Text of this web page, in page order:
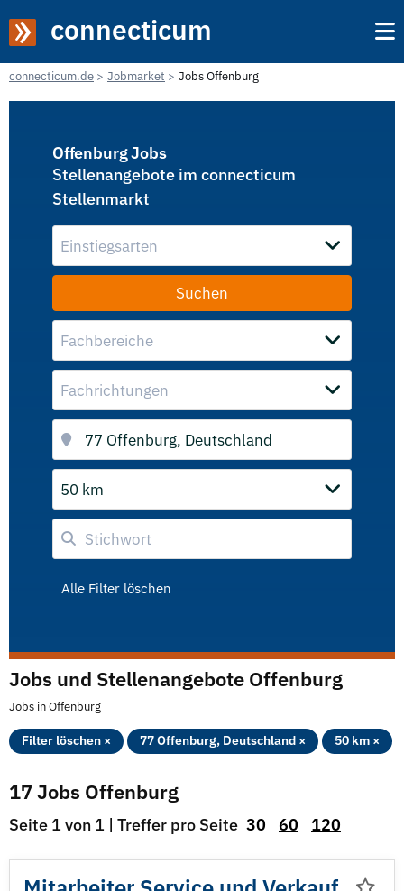
connecticum
connecticum.de Jobmarket Jobs Offenburg
Offenburg Jobs
Stellenangebote im connecticum
Stellenmarkt
Einstiegsarten
Fachbereiche
Fachrichtungen
50 km
Alle Filter löschen
Jobs und Stellenangebote Offenburg
Jobs in Offenburg
Filter löschen × 77 Offenburg, Deutschland × 50 km ×
17 Jobs Offenburg
Seite 1 von 1 | Treffer pro Seite 30 60 120